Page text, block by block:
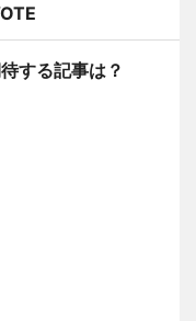
する記事は？